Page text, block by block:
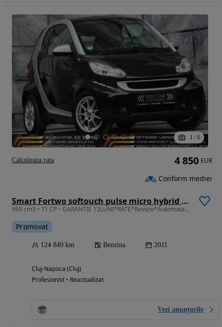
1 / 6
Smart Fortwo softouch pulse micro hybrid drive
999 cm3 • 71 CP • GARANTIE 12LUNI*RATE*Revizie*Automata*Hybrid*Incalzire scaune*Panorama
Promovat
124 849 km Benzina 2011
Cluj-Napoca (Cluj)
Profesionist • Reactualizat
Vezi anunțurile
4 850 EUR
Conform mediei
Calculeaza rata